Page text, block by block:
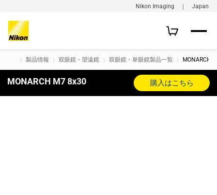
Nikon Imaging ｜ Japan
製品情報 双眼鏡・望遠鏡 双眼鏡・単眼鏡製品一覧 MONARCH
MONARCH M7 8x30 購入はこちら